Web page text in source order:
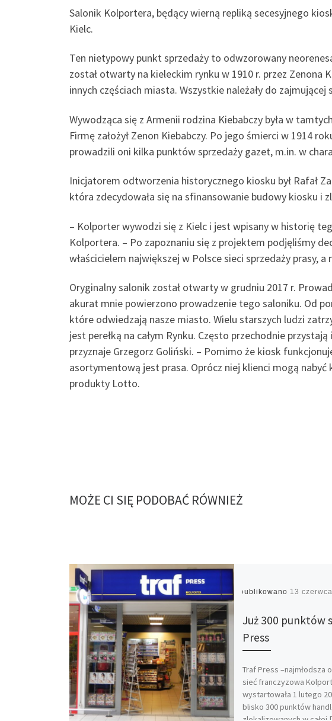
Salonik Kolportera, będący wierną repliką secesyjnego
Kielc.
Ten nietypowy punkt sprzedaży to odwzorowany
został otwarty na kieleckim rynku w 1910 r. przez Zenona
innych częściach miasta. Wszystkie należały do
Wywodząca się z Armenii rodzina Kiebabczy była w
Firmę założył Zenon Kiebabczy. Po jego śmierci w 1914
prowadzili oni kilka punktów sprzedaży gazet, m.in. w
Inicjatorem odtworzenia historycznego kiosku był Rafał
która zdecydowała się na sfinansowanie budowy kiosku i
– Kolporter wywodzi się z Kielc i jest wpisany w historię
Kolportera. – Po zapoznaniu się z projektem podjęliśmy
właścicielem największej w Polsce sieci sprzedaży prasy,
Oryginalny salonik został otwarty w grudniu 2017 r.
akurat mnie powierzono prowadzenie tego saloniku. Od
które odwiedzają nasze miasto. Wielu starszych ludzi
jest perełką na całym Rynku. Często przechodnie
przyznaje Grzegorz Goliński. – Pomimo że kiosk
asortymentową jest prasa. Oprócz niej klienci mogą
produkty Lotto.
MOŻE CI SIĘ PODOBAĆ RÓWNIEŻ
Opublikowano 13
Już 300 punktów
Press
Traf Press –najmłodsza
sieć franczyzowa
wystartowała 1 lutego
blisko 300 punktów